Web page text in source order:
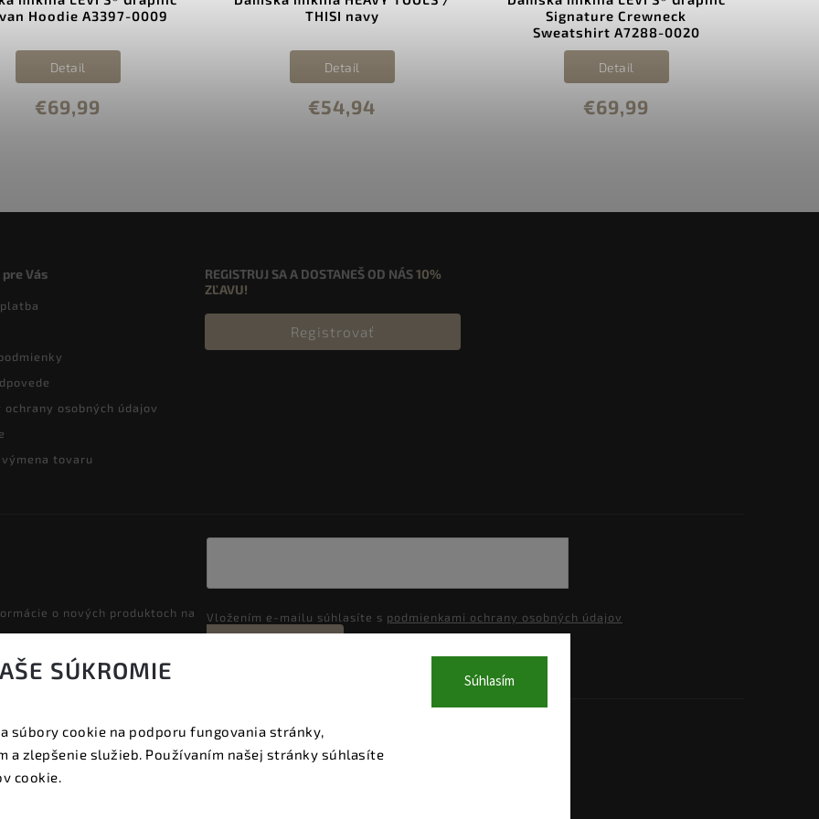
SÚKROMIE
súbory cookie na podporu fungovania stránky,
a zlepšenie služieb. Používaním našej stránky súhlasíte
cookie.
Súhlasím
Hoodie A3397-0009
€69,99
Detail
THISI navy
€54,94
Detail
Signature Crewneck
Sweatshirt A7288-0020
€69,99
Detail
Vás
ochrany osobných údajov
tovaru
REGISTRUJ SA A DOSTANEŠ OD NÁS10%
ZĽAVU!
Registrovať
o nových produktoch na
Vložením e-mailu súhlasíte s podmienkami ochrany osobných údajov
Copyright 2026 Vyzeraj dobre. Všetky práva vyhradené.
Upraviť nastavenie cookies